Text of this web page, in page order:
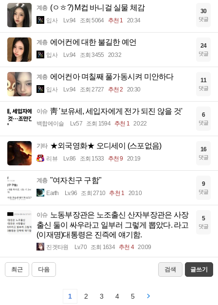
계층 (ㅇㅎ?) M컵 바니걸 실물 체감
입사 Lv.94 조회 5064 추천 1 20:34
30
댓글
계층 에어컨에 대한 불길한 예언
입사 Lv.94 조회 3455 20:32
24
댓글
계층 에어컨아 며칠째 풀가동시켜 미안하다
입사 Lv.94 조회 2727 추천 2 20:30
11
댓글
이슈 靑 '보유세, 세입자에게 전가 되진 않을 것'
백합에이슬 Lv.57 조회 1594 추천 1 20:22
6
댓글
기타 ★외국영화★ 오디세이 (스포없음)
리뷰 Lv.86 조회 1533 추천 9 20:19
16
댓글
계층 "여자친구 구함"
Earth Lv.96 조회 2710 추천 1 20:10
9
댓글
이슈 노동부장관은 노조출신 산자부장관은 사장
출신 둘이 싸우라고 일부러 그렇게 뽑았다. 라고
(이재명)대통령은 진즉에 얘기함.
진겟타원 Lv.70 조회 1634 추천 4 20:09
5
댓글
최근 다음 검색 글쓰기
1 2 3 4 5